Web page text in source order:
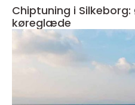
Chiptuning i
køreglæde